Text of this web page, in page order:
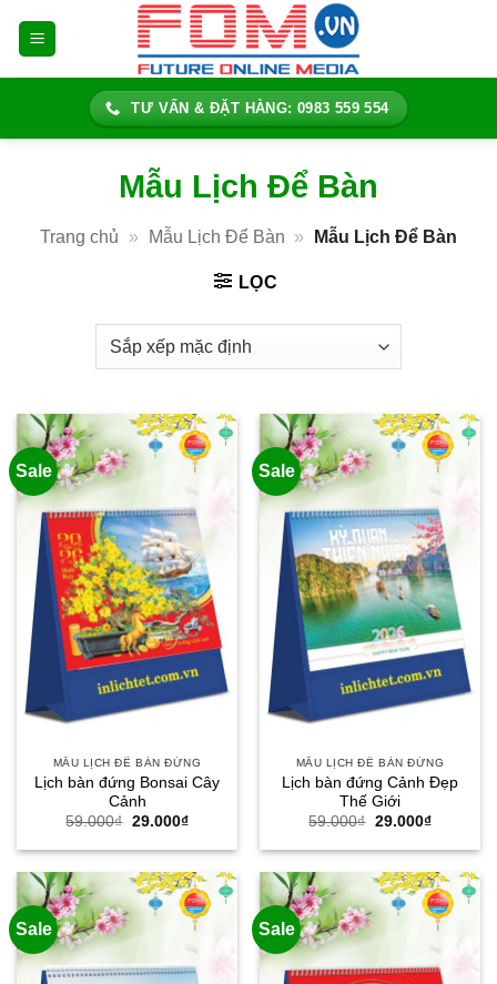
TƯ VẤN & ĐẶT HÀNG: 0983 559 554
Mẫu Lịch Để Bàn
Trang chủ » Mẫu Lịch Để Bàn » Mẫu Lịch Để Bàn
LỌC
Sale
MẪU LỊCH ĐỂ BÀN ĐỨNG
Lịch bàn đứng Bonsai Cây
Cảnh
59.000₫ Giá
là:
29.000₫Giá
tại
29.000₫.
Sale
MẪU LỊCH ĐỂ BÀN ĐỨNG
Lịch bàn đứng Cảnh Đẹp
Thế Giới
59.000₫ Giá
là:
29.000₫Giá
tại
29.000₫.
Sale Sale